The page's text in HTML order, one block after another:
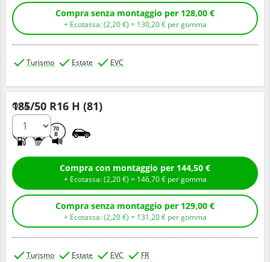
Compra senza montaggio per 128,00 €
+ Ecotassa: (2,20€ ) = 130,20€ per gomma
Turismo Estate EVC
185/50 R16 H (81)
70
B
Q.tà
Compra con montaggio per 144,50 €
+ Ecotassa: (2,20€ ) = 146,70€ per gomma
Compra senza montaggio per 129,00 €
+ Ecotassa: (2,20€ ) = 131,20€ per gomma
Turismo Estate EVC FR